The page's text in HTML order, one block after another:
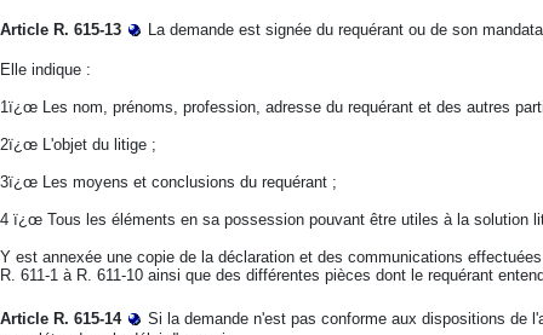
Article R. 615-13 La demande est signée du requérant ou de son
Elle indique :
1ï¿œ Les nom, prénoms, profession, adresse du requérant et des autres
2ï¿œ L'objet du litige ;
3ï¿œ Les moyens et conclusions du requérant ;
4 ï¿œ Tous les éléments en sa possession pouvant être utiles à la solution
Y est annexée une copie de la déclaration et des communications
R. 611-1 à R. 611-10 ainsi que des différentes pièces dont le requérant
Article R. 615-14
Si la demande n'est pas conforme aux dispositions de